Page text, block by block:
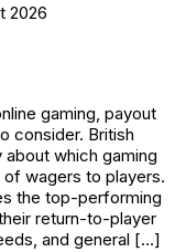
2026
gaming, payout
consider. British
which gaming
wagers to players.
the top-performing
return-to-player
and general […]